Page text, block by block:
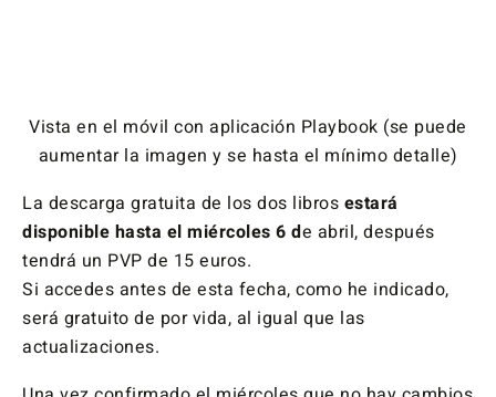
Vista en el móvil con aplicación Playbook (se puede
aumentar la imagen y se hasta el mínimo detalle)
La descarga gratuita de los dos libros estará
disponible hasta el miércoles 6 de abril, después
tendrá un PVP de 15 euros.
Si accedes antes de esta fecha, como he indicado,
será gratuito de por vida, al igual que las
actualizaciones.